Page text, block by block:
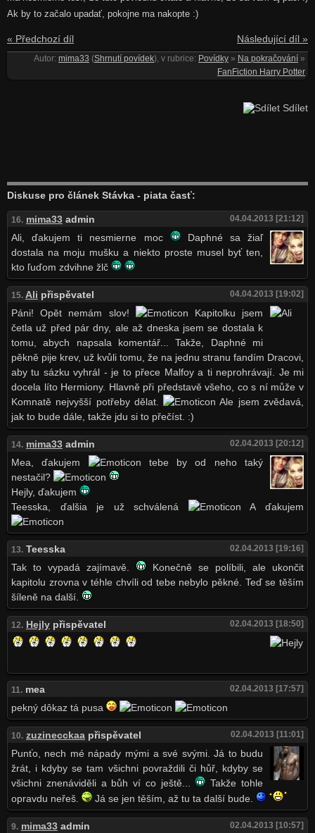
Ak by to začalo upadať, pokojne ma nakopte :)
« Předchozí díl Následující díl »
Autor:mima33 (Shrnutí povídek), v rubrice: Povídky » Na pokračování »
FanFiction Harry Potter
Sdílet
Diskuse pro článek Stávka - piata časť:
16. mima33admin 04.04.2013 [21:12]
Ali, ďakujem ti nesmierne moc
Daphné sa žiaľ
dostala na moju mušku a niekto proste musel byť ten,
kto ľuďom zdvihne žlč
15. Ali přispěvatel 04.04.2013 [19:02]
Páni! Opět nemám slov!
Kapitolku jsem
četla už před pár dny, ale až dneska jsem se dostala k
tomu, abych napsala komentář... Takže, Daphné mi
pěkně pije krev, už kvůli tomu, že na jednu stranu fandím Dracovi,
aby tu sázku vyhrál - je to přece Malfoy a ti neprohrávají. Je mi
docela líto Hermiony. Hlavně při představě všeho, co s ní může v
Komnatě nejvyšší potřeby dělat.
Ale jsem zvědavá,
jak to bude dále, takže jdu si to přečíst. :)
14. mima33admin 02.04.2013 [20:12]
Mea, ďakujem
tebe by od neho taký
nestačil?
Hejly, ďakujem
Teesska, ďalšia je už schválená
A ďakujem
13.Teesska 02.04.2013 [19:16]
Tak to vypadá zajímavě.
Konečně se políbili, ale ukončit
kapitolu zrovna v téhle chvíli od tebe nebylo pěkné. Teď se těším
šíleně na další.
12. Hejlypřispěvatel 02.04.2013 [18:50]
11.mea 02.04.2013 [17:57]
pekný dôkaz tá pusa
10. zuzinecckaapřispěvatel 02.04.2013 [11:01]
Punťo, nech mé nápady mými a své svými. Já to budu
žrát, i kdyby se tam všichni povraždili či hůř, kdyby se
všichni znenáviděli a bůh ví co ještě...
Takže tohle
opravdu neřeš.
Já se jen těším, až tu ta další bude.
9. mima33admin 02.04.2013 [10:57]